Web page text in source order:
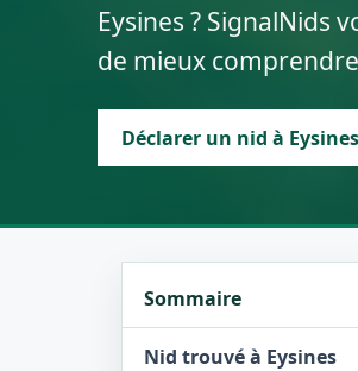
Eysines ? SignalNids
de mieux
Déclarer un nid à Eysines
Sommaire
Nid trouvé à Eysines